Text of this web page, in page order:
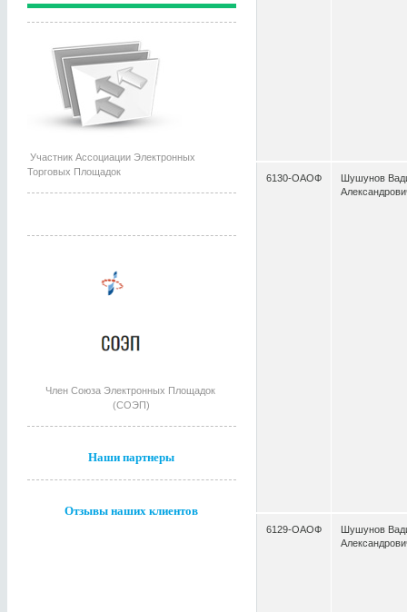
Участник Ассоциации Электронных
Торговых Площадок
Член Союза Электронных Площадок
(СОЭП)
Наши партнеры
Отзывы наших клиентов
6130-ОАОФ
Шушунов
6129-ОАОФ
Шушунов